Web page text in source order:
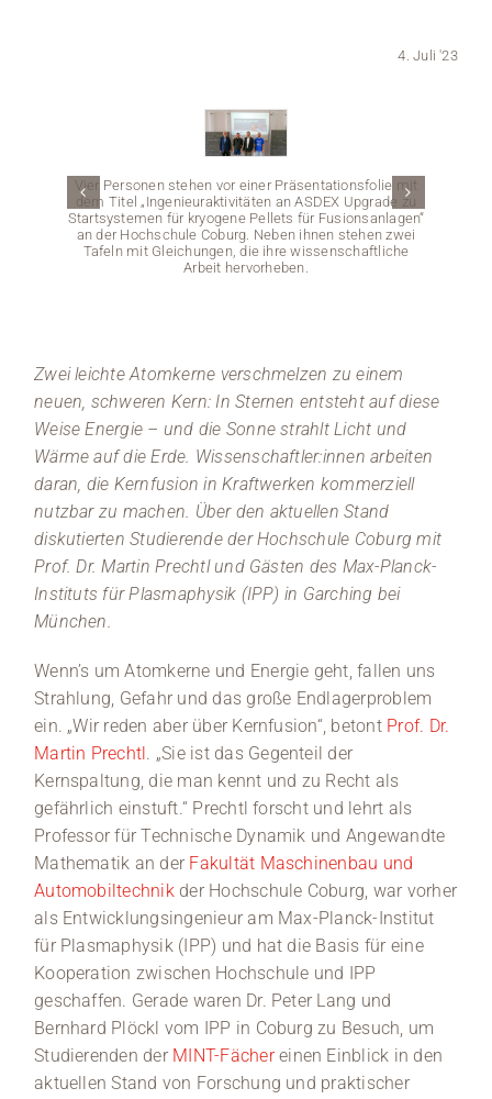
Veranstaltungen
4. Juli '23
Vier Personen stehen vor einer Präsentationsfolie mit
dem Titel „Ingenieuraktivitäten an ASDEX Upgrade zu
Startsystemen für kryogene Pellets für Fusionsanlagen“
an der Hochschule Coburg. Neben ihnen stehen zwei
Tafeln mit Gleichungen, die ihre wissenschaftliche
Arbeit hervorheben.
Zwei leichte Atomkerne verschmelzen zu einem
neuen, schweren Kern: In Sternen entsteht auf diese
Weise Energie – und die Sonne strahlt Licht und
Wärme auf die Erde. Wissenschaftler:innen arbeiten
daran, die Kernfusion in Kraftwerken kommerziell
nutzbar zu machen. Über den aktuellen Stand
diskutierten Studierende der Hochschule Coburg mit
Prof. Dr. Martin Prechtl und Gästen des Max-Planck-
Instituts für Plasmaphysik (IPP) in Garching bei
München.
Wenn’s um Atomkerne und Energie geht, fallen uns
Strahlung, Gefahr und das große Endlagerproblem
ein. „Wir reden aber über Kernfusion“, betont Prof. Dr.
Martin Prechtl . „Sie ist das Gegenteil der
Kernspaltung, die man kennt und zu Recht als
gefährlich einstuft.“ Prechtl forscht und lehrt als
Professor für Technische Dynamik und Angewandte
Mathematik an der Fakultät Maschinenbau und
Automobiltechnik der Hochschule Coburg, war vorher
als Entwicklungsingenieur am Max-Planck-Institut
für Plasmaphysik (IPP) und hat die Basis für eine
Kooperation zwischen Hochschule und IPP
geschaffen. Gerade waren Dr. Peter Lang und
Bernhard Plöckl vom IPP in Coburg zu Besuch, um
Studierenden der MINT-Fächereinen Einblick in den
aktuellen Stand von Forschung und praktischer